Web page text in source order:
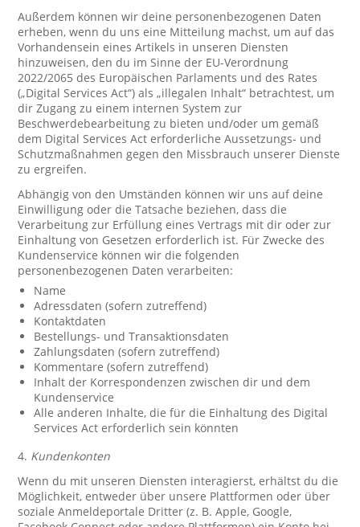
Außerdem können wir deine personenbezogenen Daten
erheben, wenn du uns eine Mitteilung machst, um auf das
Vorhandensein eines Artikels in unseren Diensten
hinzuweisen, den du im Sinne der EU-Verordnung
2022/2065 des Europäischen Parlaments und des Rates
(„Digital Services Act“) als „illegalen Inhalt“ betrachtest, um
dir Zugang zu einem internen System zur
Beschwerdebearbeitung zu bieten und/oder um gemäß
dem Digital Services Act erforderliche Aussetzungs- und
Schutzmaßnahmen gegen den Missbrauch unserer Dienste
zu ergreifen.
Abhängig von den Umständen können wir uns auf deine
Einwilligung oder die Tatsache beziehen, dass die
Verarbeitung zur Erfüllung eines Vertrags mit dir oder zur
Einhaltung von Gesetzen erforderlich ist. Für Zwecke des
Kundenservice können wir die folgenden
personenbezogenen Daten verarbeiten:
Name
Adressdaten (sofern zutreffend)
Kontaktdaten
Bestellungs- und Transaktionsdaten
Zahlungsdaten (sofern zutreffend)
Kommentare (sofern zutreffend)
Inhalt der Korrespondenzen zwischen dir und dem
Kundenservice
Alle anderen Inhalte, die für die Einhaltung des Digital
Services Act erforderlich sein könnten
4. Kundenkonten
Wenn du mit unseren Diensten interagierst, erhältst du die
Möglichkeit, entweder über unsere Plattformen oder über
soziale Anmeldeportale Dritter (z. B. Apple, Google,